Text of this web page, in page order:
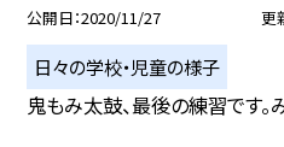
公開日 2020/11/27 更
日々の学校・児童の様子
鬼もみ太鼓、最後の練習です。